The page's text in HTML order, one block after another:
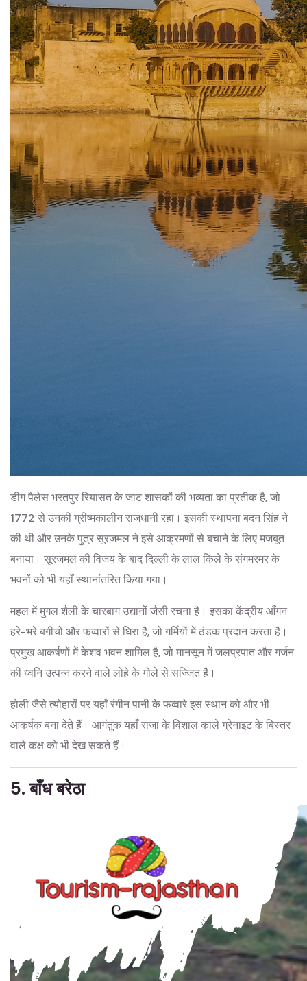
डीग पैलेस भरतपुर रियासत के जाट शासकों की भव्यता का प्रतीक है, जो
1772 से उनकी ग्रीष्मकालीन राजधानी रहा। इसकी स्थापना बदन सिंह ने
की थी और उनके पुत्र सूरजमल ने इसे आक्रमणों से बचाने के लिए मजबूत
बनाया। सूरजमल की विजय के बाद दिल्ली के लाल किले के संगमरमर के
भवनों को भी यहाँ स्थानांतरित किया गया।
महल में मुगल शैली के चारबाग उद्यानों जैसी रचना है। इसका केंद्रीय आँगन
हरे-भरे बगीचों और फव्वारों से घिरा है, जो गर्मियों में ठंडक प्रदान करता है।
प्रमुख आकर्षणों में केशव भवन शामिल है, जो मानसून में जलप्रपात और गर्जन
की ध्वनि उत्पन्न करने वाले लोहे के गोले से सज्जित है।
होली जैसे त्योहारों पर यहाँ रंगीन पानी के फव्वारे इस स्थान को और भी
आकर्षक बना देते हैं। आगंतुक यहाँ राजा के विशाल काले ग्रेनाइट के बिस्तर
वाले कक्ष को भी देख सकते हैं।
5. बाँध बरेठा